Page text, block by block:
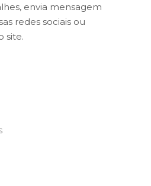
envia mensagem
redes sociais ou
site.